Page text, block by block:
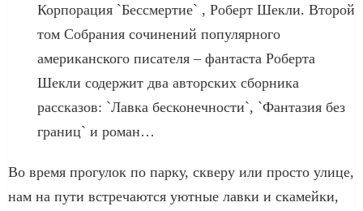
Корпорация `Бессмертие` , Роберт Шекли. Второй
том Собрания сочинений популярного
американского писателя – фантаста Роберта
Шекли содержит два авторских сборника
рассказов: `Лавка бесконечности`, `Фантазия без
границ` и роман…
Во время прогулок по парку, скверу или просто улице,
нам на пути встречаются уютные лавки и скамейки,